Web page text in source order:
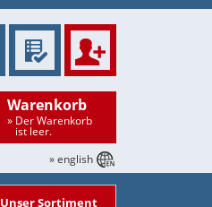
Unser Sortiment
Warenkorb
» Der Warenkorb
ist leer.
» english